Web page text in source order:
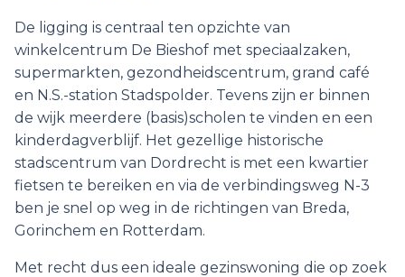
De ligging is centraal ten opzichte van
winkelcentrum De Bieshof met speciaalzaken,
supermarkten, gezondheidscentrum, grand café
en N.S.-station Stadspolder. Tevens zijn er binnen
de wijk meerdere (basis)scholen te vinden en een
kinderdagverblijf. Het gezellige historische
stadscentrum van Dordrecht is met een kwartier
fietsen te bereiken en via de verbindingsweg N-3
ben je snel op weg in de richtingen van Breda,
Gorinchem en Rotterdam.
Met recht dus een ideale gezinswoning die op zoek